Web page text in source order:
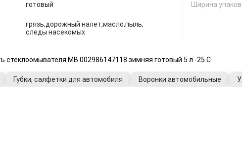
готовый
грязь,дорожный налет,масло,пыль,
следы насекомых
Ширина
MB 002986147118 зимняя готовый 5 л -25 C
Губки, салфетки для автомобиля Воронки автомобильные